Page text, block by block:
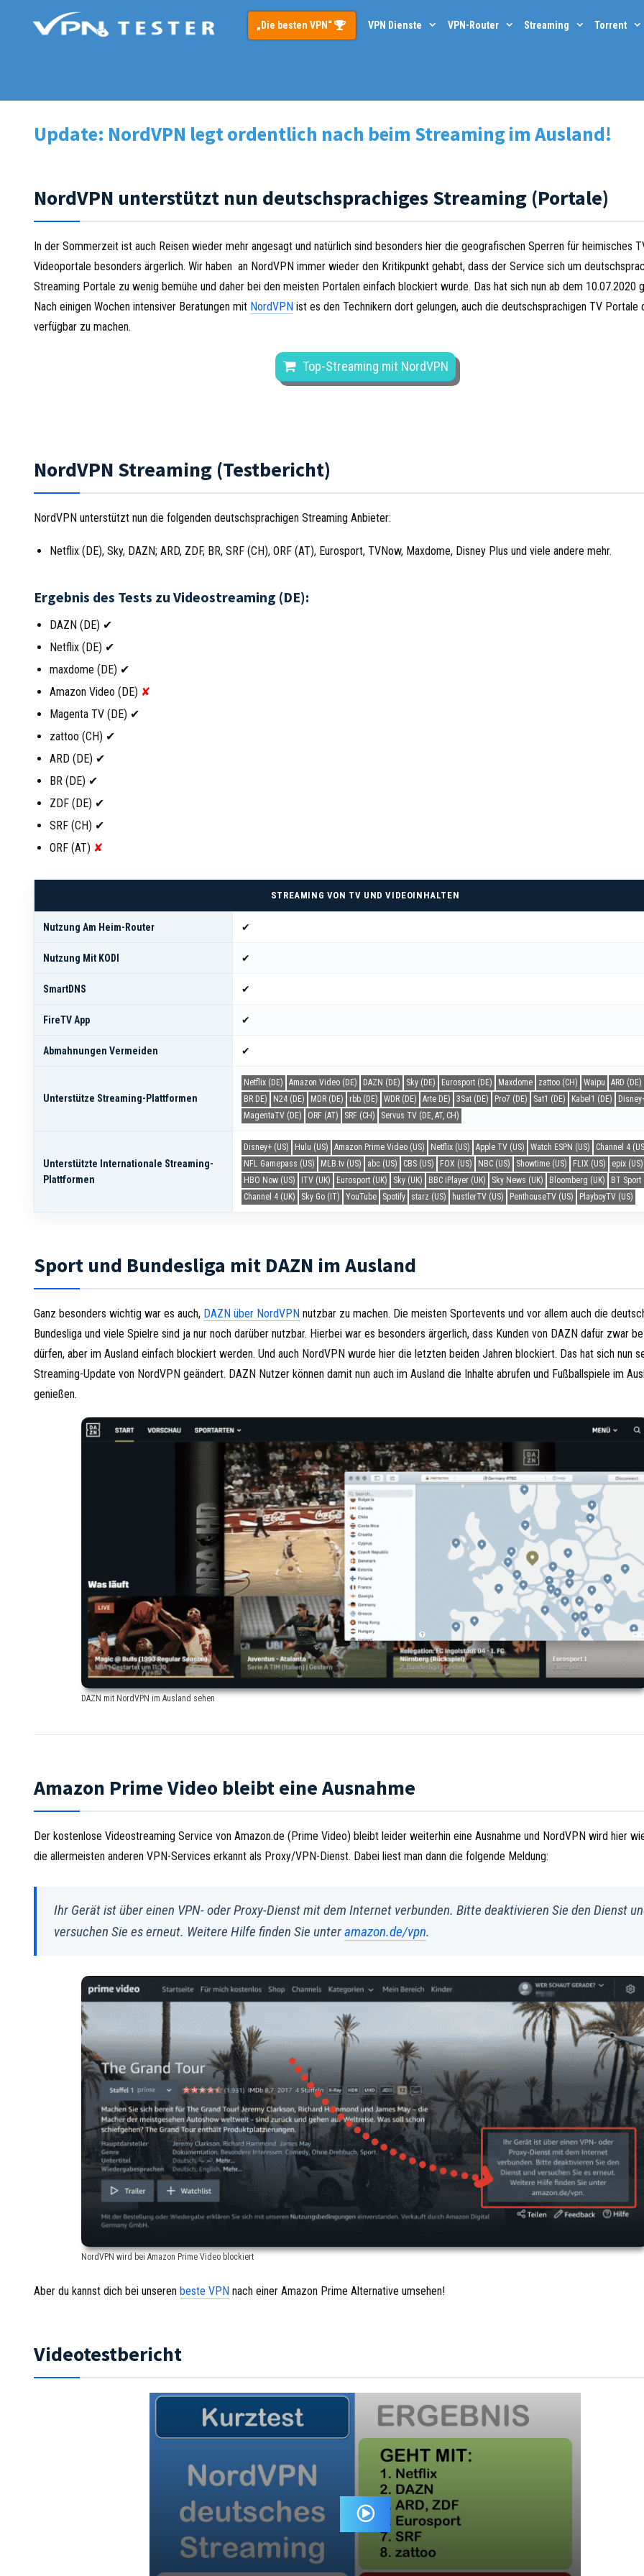
„Die besten VPN“ VPN Dienste VPN-Router Streaming Torrent
Update: NordVPN legt ordentlich nach beim Streaming im Ausland!
NordVPN unterstützt nun deutschsprachiges Streaming (Portale)
In der Sommerzeit ist auch Reisen wieder mehr angesagt und natürlich sind besonders hier die geografischen Sperren für heimisches
Videoportale besonders ärgerlich. Wir haben an NordVPN immer wieder den Kritikpunkt gehabt, dass der Service sich um
Streaming Portale zu wenig bemühe und daher bei den meisten Portalen einfach blockiert wurde. Das hat sich nun ab dem 10.07.2020
Nach einigen Wochen intensiver Beratungen mit NordVPN ist es den Technikern dort gelungen, auch die deutschsprachigen TV Portale
verfügbar zu machen.
Top-Streaming mit NordVPN
NordVPN Streaming (Testbericht)
NordVPN unterstützt nun die folgenden deutschsprachigen Streaming Anbieter:
Netflix (DE), Sky, DAZN; ARD, ZDF, BR, SRF (CH), ORF (AT), Eurosport, TVNow, Maxdome, Disney Plus und viele andere mehr.
Ergebnis des Tests zu Videostreaming (DE):
DAZN (DE) ✔︎
Netflix (DE) ✔︎
maxdome (DE) ✔︎
Amazon Video (DE) ✘
Magenta TV (DE) ✔︎
zattoo (CH) ✔︎
ARD (DE) ✔︎
BR (DE) ✔︎
ZDF (DE) ✔︎
SRF (CH) ✔︎
ORF (AT) ✘
STREAMING VON TV UND VIDEOINHALTEN
Nutzung Am Heim-Router ✔
Nutzung Mit KODI ✔
SmartDNS ✔
FireTV App ✔
Abmahnungen Vermeiden ✔
Unterstütze Streaming-Plattformen
Netflix (DE) Amazon Video (DE) DAZN (DE) Sky (DE) Eurosport (DE) Maxdome zattoo (CH) Waipu ARD (DE)
BR DE)
N24 (DE) MDR (DE) rbb (DE) WDR (DE) Arte DE) 3Sat (DE) Pro7 (DE) Sat1 (DE) Kabel1 (DE)
MagentaTV (DE)
ORF (AT) SRF (CH) Servus TV (DE, AT, CH)
Unterstützte Internationale Streaming-
Plattformen
Disney+ (US) Hulu (US) Amazon Prime Video (US) Netflix (US) Apple TV (US) Watch ESPN (US)
Channel 4
NFL Gamepass (US)
MLB.tv (US) abc (US) CBS (US) FOX (US) NBC (US) Showtime (US) FLIX (US)
epix (US)
HBO Now (US)
ITV (UK) Eurosport (UK) Sky (UK) BBC iPlayer (UK) Sky News (UK) Bloomberg (UK)
BT Sport
Channel 4 (UK)
Sky Go (IT) YouTube Spotify starz (US) hustlerTV (US) PenthouseTV (US) PlayboyTV (US)
Sport und Bundesliga mit DAZN im Ausland
Ganz besonders wichtig war es auch, DAZN über NordVPN nutzbar zu machen. Die meisten Sportevents und vor allem auch die
Bundesliga und viele Spielre sind ja nur noch darüber nutzbar. Hierbei war es besonders ärgerlich, dass Kunden von DAZN dafür zwar
dürfen, aber im Ausland einfach blockiert werden. Und auch NordVPN wurde hier die letzten beiden Jahren blockiert. Das hat sich nun
Streaming-Update von NordVPN geändert. DAZN Nutzer können damit nun auch im Ausland die Inhalte abrufen und Fußballspiele im
genießen.
DAZN mit NordVPN im Ausland sehen
Amazon Prime Video bleibt eine Ausnahme
Der kostenlose Videostreaming Service von Amazon.de (Prime Video) bleibt leider weiterhin eine Ausnahme und NordVPN wird hier
die allermeisten anderen VPN-Services erkannt als Proxy/VPN-Dienst. Dabei liest man dann die folgende Meldung:
Ihr Gerät ist über einen VPN- oder Proxy-Dienst mit dem Internet verbunden. Bitte deaktivieren Sie den Dienst
versuchen Sie es erneut. Weitere Hilfe finden Sie unteramazon.de/vpn.
NordVPN wird bei Amazon Prime Video blockiert
Aber du kannst dich bei unseren beste VPN nach einer Amazon Prime Alternative umsehen!
Videotestbericht